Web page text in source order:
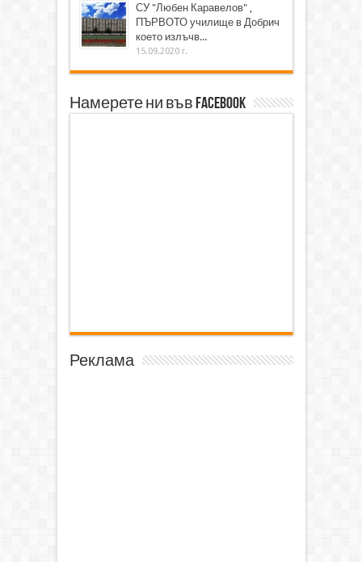
СУ "Любен Каравелов" ,
ПЪРВОТО училище в Добрич
което излъчв...
15.09.2020 г.
Намерете ни във Facebook
Реклама